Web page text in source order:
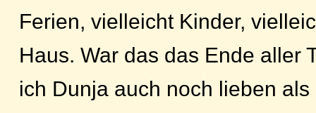
Ferien, vielleicht Kinder,
Haus. War das das Ende aller
ich Dunja auch noch lieben als